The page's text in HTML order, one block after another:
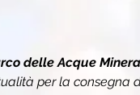
delle Acque
per la consegna